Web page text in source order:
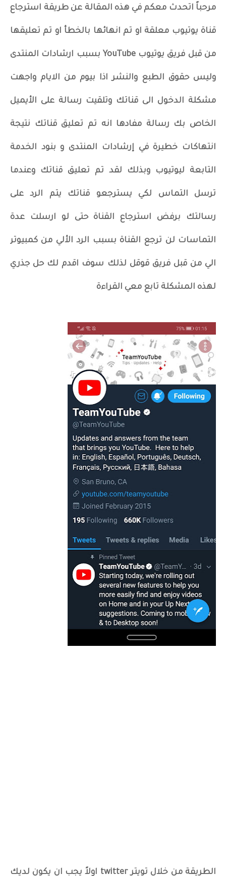
مرحباً اتحدث معكم في هذه المقالة عن طريقة استرجاع
قناة يوتيوب معلقة او تم انهائها بالخطأ او تم تعليقها
من قبل فريق يوتيوب YouTube بسبب ارشادات المنتدى
وليس حقوق الطبع والنشر اذا بيوم من الايام واجهت
مشكلة الدخول الى قناتك وتلقيت رسالة على الأيميل
الخاص بك رسالة مفادها انه تم تعليق قناتك نتيجة
انتهاكات خطيرة في إرشادات المنتدى و بنود الخدمة
التابعة ليوتيوب وبذلك لقد تم تعليق قناتك وعندما
ترسل التماس لكي يسترجعو قناتك يتم الرد على
رسالتك برفض استرجاع القناة حتى لو ارسلت عدة
التماسات لن ترجع القناة بسبب الرد الألي من كمبيوتر
الي من قبل فريق قوقل لذلك سوف اقدم لك حل جذري
لهذه المشكلة تابع معي القراءة
الطريقة من خلال تويتر twitter اولاً يجب ان يكون لديك